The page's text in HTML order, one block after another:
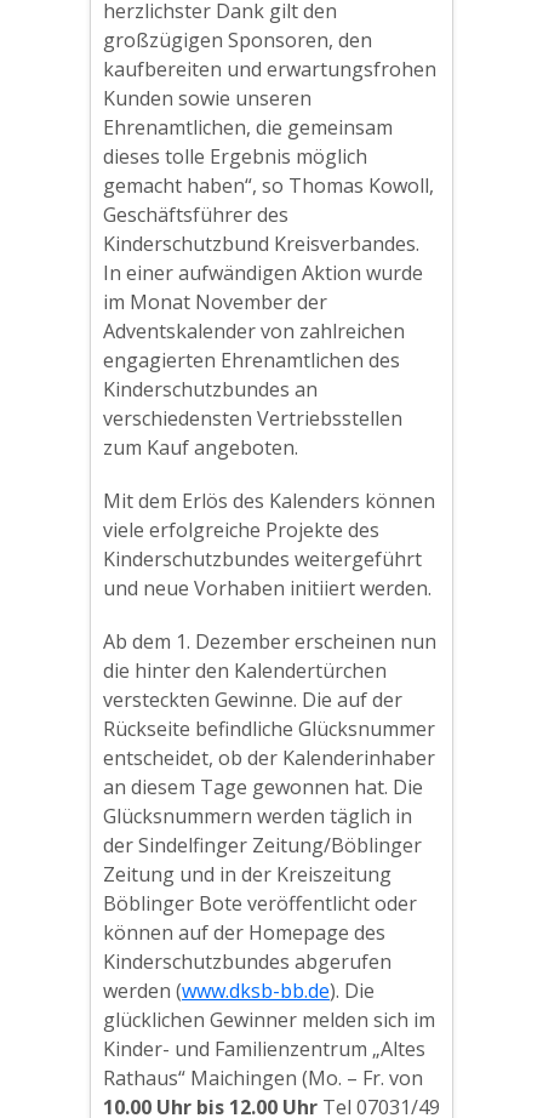
herzlichster Dank gilt den
großzügigen Sponsoren, den
kaufbereiten und erwartungsfrohen
Kunden sowie unseren
Ehrenamtlichen, die gemeinsam
dieses tolle Ergebnis möglich
gemacht haben“, so Thomas Kowoll,
Geschäftsführer des
Kinderschutzbund Kreisverbandes.
In einer aufwändigen Aktion wurde
im Monat November der
Adventskalender von zahlreichen
engagierten Ehrenamtlichen des
Kinderschutzbundes an
verschiedensten Vertriebsstellen
zum Kauf angeboten.
Mit dem Erlös des Kalenders können
viele erfolgreiche Projekte des
Kinderschutzbundes weitergeführt
und neue Vorhaben initiiert werden.
Ab dem 1. Dezember erscheinen nun
die hinter den Kalendertürchen
versteckten Gewinne. Die auf der
Rückseite befindliche Glücksnummer
entscheidet, ob der Kalenderinhaber
an diesem Tage gewonnen hat. Die
Glücksnummern werden täglich in
der Sindelfinger Zeitung/Böblinger
Zeitung und in der Kreiszeitung
Böblinger Bote veröffentlicht oder
können auf der Homepage des
Kinderschutzbundes abgerufen
werden (www.dksb-bb.de). Die
glücklichen Gewinner melden sich im
Kinder- und Familienzentrum „Altes
Rathaus“ Maichingen (Mo. – Fr. von
10.00 Uhr bis 12.00 Uhr Tel 07031/49